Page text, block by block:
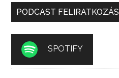
PODCAST FELIRATKOZÁS
SPOTIFY